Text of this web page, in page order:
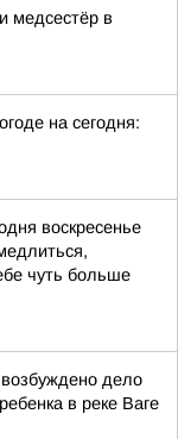
медсестёр в
на сегодня:
воскресенье
чуть больше
дело
в реке Ваге